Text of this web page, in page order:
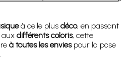
à celle plus déco, en passant
aux différents coloris, cette
à toutes les envies pour la pose